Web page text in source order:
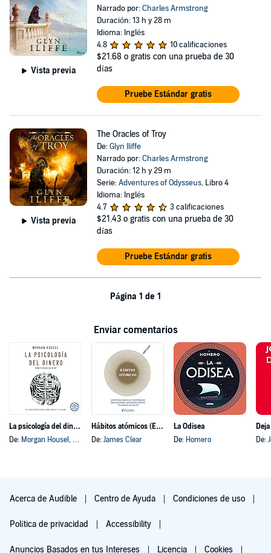
Vista previa
Narrado por:Charles Armstrong
Duración: 13 h y 28 m
Idioma: Inglés
4.8
10 calificaciones
$21.68 o gratis con una prueba de 30
días
Pruebe Estándar gratis
Vista previa
The Oracles of Troy
De:Glyn Iliffe
Narrado por:Charles Armstrong
Duración: 12 h y 29 m
Serie:Adventures of Odysseus, Libro 4
Idioma: Inglés
4.7
3 calificaciones
$21.43 o gratis con una prueba de 30
días
Pruebe Estándar gratis
Página 1 de 1
Enviar comentarios
La psicología del dinero
De: Morgan Housel, y otros
Hábitos atómicos (Español neutro)
De: James Clear
La Odisea
De: Homero
De:
Acerca de Audible Centro de Ayuda Condiciones de uso
Política de privacidad Accessibility
Anuncios Basados en tus Intereses Licencia Cookies